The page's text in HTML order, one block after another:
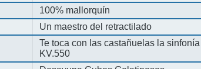
100% mallorquín
Un maestro del retractilado
Te toca con las castañuelas la
KV.550